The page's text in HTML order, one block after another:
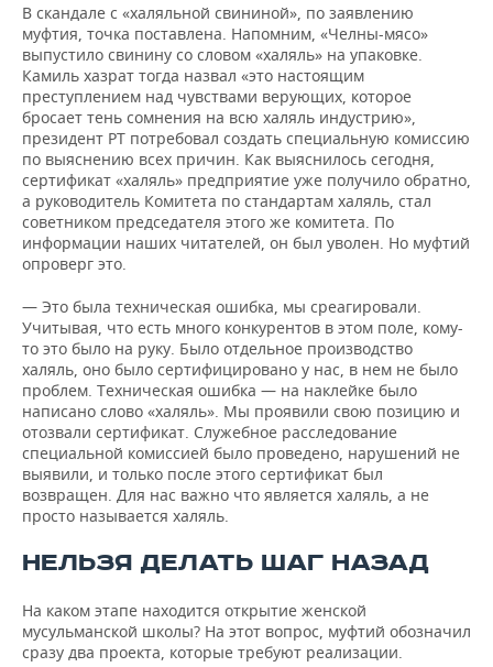
В скандале с «халяльной свининой», по заявлению
муфтия, точка поставлена. Напомним, «Челны-мясо»
выпустило свинину со словом «халяль» на упаковке.
Камиль хазрат тогда назвал «это настоящим
преступлением над чувствами верующих, которое
бросает тень сомнения на всю халяль индустрию»,
президент РТ потребовал создать специальную комиссию
по выяснению всех причин. Как выяснилось сегодня,
сертификат «халяль» предприятие уже получило обратно,
а руководитель Комитета по стандартам халяль, стал
советником председателя этого же комитета. По
информации наших читателей, он был уволен. Но муфтий
опроверг это.
— Это была техническая ошибка, мы среагировали.
Учитывая, что есть много конкурентов в этом поле, кому-
то это было на руку. Было отдельное производство
халяль, оно было сертифицировано у нас, в нем не было
проблем. Техническая ошибка — на наклейке было
написано слово «халяль». Мы проявили свою позицию и
отозвали сертификат. Служебное расследование
специальной комиссией было проведено, нарушений не
выявили, и только после этого сертификат был
возвращен. Для нас важно что является халяль, а не
просто называется халяль.
НЕЛЬЗЯ ДЕЛАТЬ ШАГ НАЗАД
На каком этапе находится открытие женской
мусульманской школы? На этот вопрос, муфтий обозначил
сразу два проекта, которые требуют реализации.